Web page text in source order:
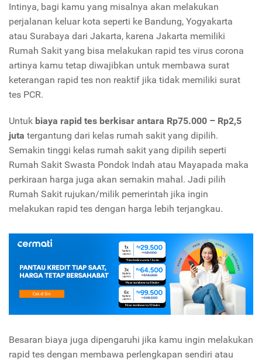
Intinya, bagi kamu yang misalnya akan melakukan
perjalanan keluar kota seperti ke Bandung, Yogyakarta
atau Surabaya dari Jakarta, karena Jakarta memiliki
Rumah Sakit yang bisa melakukan rapid tes virus corona
artinya kamu tetap diwajibkan untuk membawa surat
keterangan rapid tes non reaktif jika tidak memiliki surat
tes PCR.
Untuk biaya rapid tes berkisar antara Rp75.000 – Rp2,5
juta tergantung dari kelas rumah sakit yang dipilih.
Semakin tinggi kelas rumah sakit yang dipilih seperti
Rumah Sakit Swasta Pondok Indah atau Mayapada maka
perkiraan harga juga akan semakin mahal. Jadi pilih
Rumah Sakit rujukan/milik pemerintah jika ingin
melakukan rapid tes dengan harga lebih terjangkau.
Besaran biaya juga dipengaruhi jika kamu ingin melakukan
rapid tes dengan membawa perlengkapan sendiri atau